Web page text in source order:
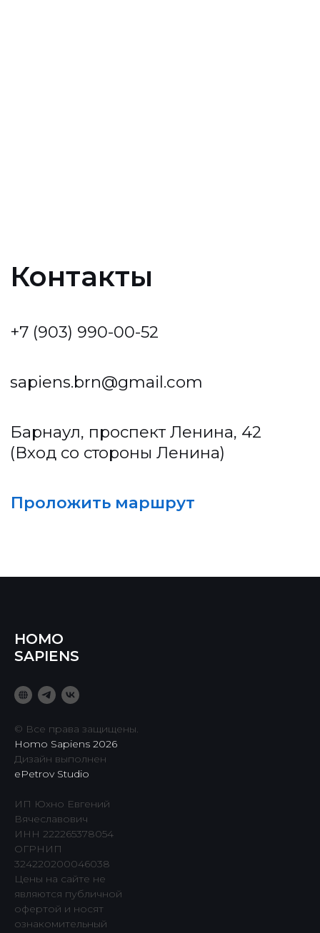
HOMO
SAPIENS
© Все права защищены.
Homo Sapiens 2026
Дизайн выполнен
ePetrov Studio
ИП Юхно Евгений
Вячеславович
ИНН 222265378054
ОГРНИП
324220200046038
Цены на сайте не
являются публичной
офертой и носят
ознакомительный